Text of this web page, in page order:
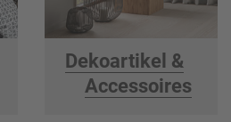
Dekoartikel &
Accessoires